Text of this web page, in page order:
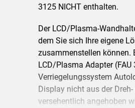
3125 NICHT enthalten.
Der LCD/Plasma-
dem Sie sich Ihre eigene
zusammenstellen können.
LCD/Plasma Adapter
Verriegelungssystem
Display nicht aus der
versehentlich angehoben